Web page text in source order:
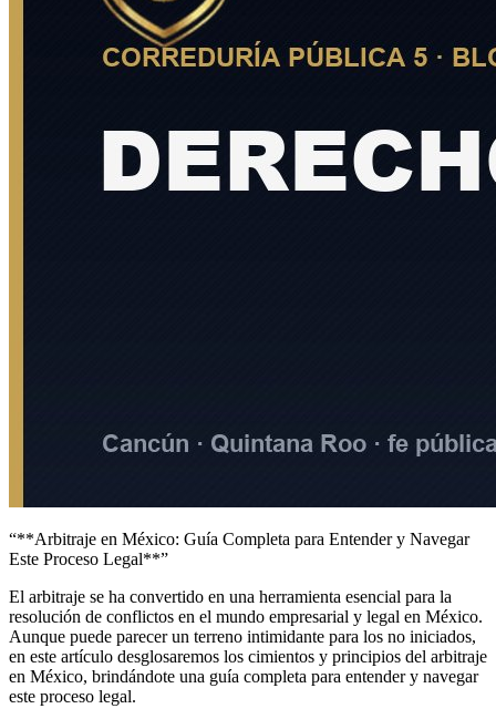
“**Arbitraje en México: Guía Completa para Entender y Navegar
Este Proceso Legal**”
El arbitraje se ha convertido en una herramienta esencial para la
resolución de conflictos en el mundo empresarial y legal en México.
Aunque puede parecer un terreno intimidante para los no iniciados,
en este artículo desglosaremos los cimientos y principios del arbitraje
en México, brindándote una guía completa para entender y navegar
este proceso legal.